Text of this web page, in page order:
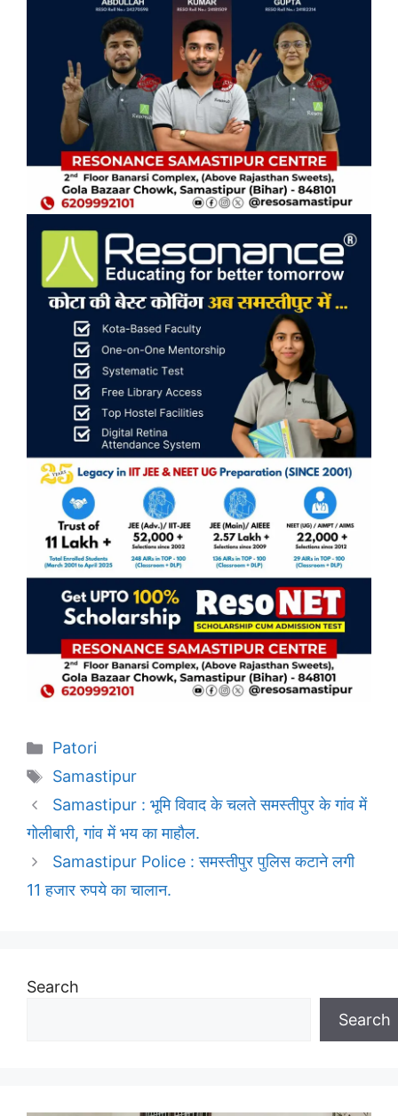
Categories
Patori
Tags
Samastipur
Samastipur : भूमि विवाद के चलते समस्तीपुर के गांव में
गोलीबारी, गांव में भय का माहौल.
Samastipur Police : समस्तीपुर पुलिस कटाने लगी
11 हजार रुपये का चालान.
Search
Search